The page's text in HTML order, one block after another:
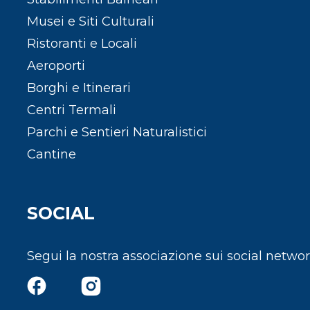
Musei e Siti Culturali
Ristoranti e Locali
Aeroporti
Borghi e Itinerari
Centri Termali
Parchi e Sentieri Naturalistici
Cantine
SOCIAL
Segui la nostra associazione sui social